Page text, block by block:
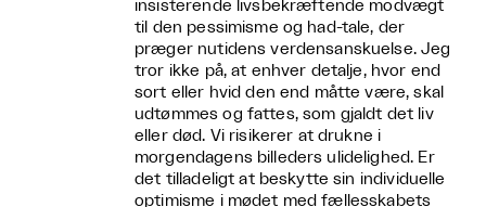
insisterende livsbekræftende modvægt
til den pessimisme og had-tale, der
præger nutidens verdensanskuelse. Jeg
tror ikke på, at enhver detalje, hvor end
sort eller hvid den end måtte være, skal
udtømmes og fattes, som gjaldt det liv
eller død. Vi risikerer at drukne i
morgendagens billeders ulidelighed. Er
det tilladeligt at beskytte sin individuelle
optimisme i mødet med fællesskabets